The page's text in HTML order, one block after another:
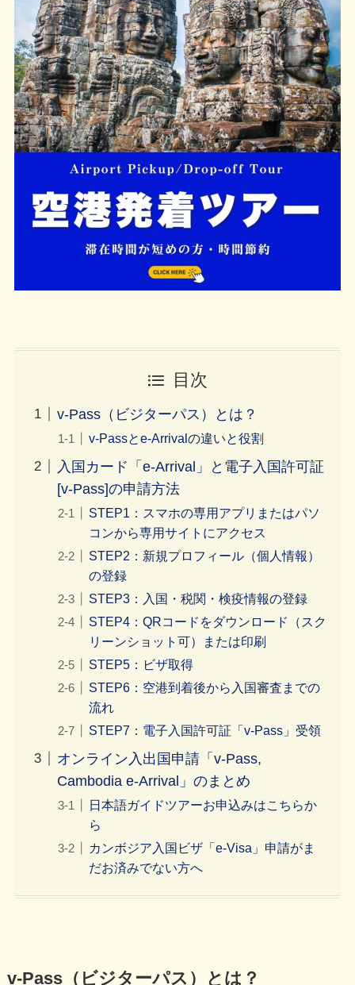
目次
v‑Pass（ビジターパス）とは？
v-Passとe‑Arrivalの違いと役割
入国カード「e-Arrival」と電子入国許可証
[v-Pass]の申請方法
STEP1：スマホの専用アプリまたはパソ
コンから専用サイトにアクセス
STEP2：新規プロフィール（個人情報）
の登録
STEP3：入国・税関・検疫情報の登録
STEP4：QRコードをダウンロード（スク
リーンショット可）または印刷
STEP5：ビザ取得
STEP6：空港到着後から入国審査までの
流れ
STEP7：電子入国許可証「v-Pass」受領
オンライン入出国申請「v-Pass,
Cambodia e-Arrival」のまとめ
日本語ガイドツアーお申込みはこちらか
ら
カンボジア入国ビザ「e-Visa」申請がま
だお済みでない方へ
v‑Pass（ビジターパス）とは？